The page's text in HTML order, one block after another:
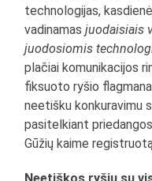
technologijas,
vadinamasjuodaisiais
juodosiomis
plačiai komunikacijos
fiksuoto ryšio
neetišku konkuravimu
pasitelkiant
Gūžių kaime
Neetiškos ryšių su